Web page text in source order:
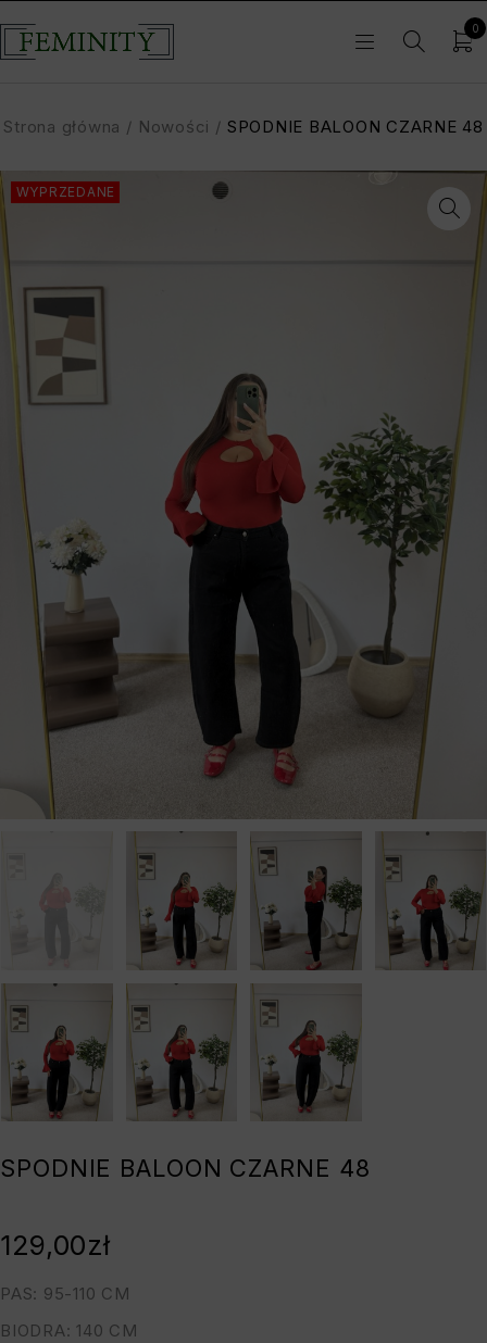
0
Strona główna / Nowości / SPODNIE BALOON CZARNE 48
WYPRZEDANE
SPODNIE BALOON CZARNE 48
PAS: 95-110 CM
BIODRA: 140 CM
129,00zł